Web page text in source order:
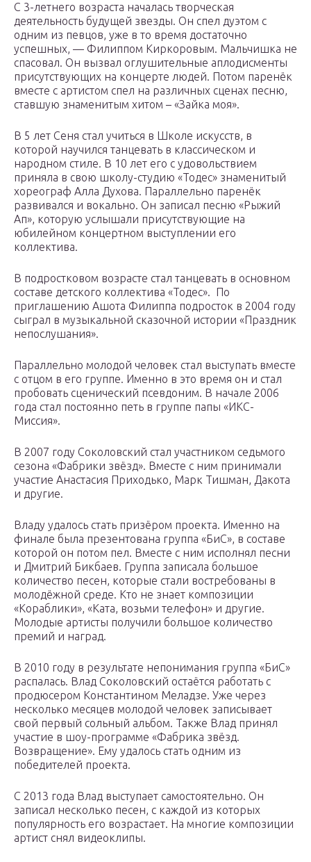
С 3-летнего возраста началась творческая
деятельность будущей звезды. Он спел дуэтом с
одним из певцов, уже в то время достаточно
успешных, — Филиппом Киркоровым. Мальчишка не
спасовал. Он вызвал оглушительные аплодисменты
присутствующих на концерте людей. Потом паренёк
вместе с артистом спел на различных сценах песню,
ставшую знаменитым хитом – «Зайка моя».
В 5 лет Сеня стал учиться в Школе искусств, в
которой научился танцевать в классическом и
народном стиле. В 10 лет его с удовольствием
приняла в свою школу-студию «Тодес» знаменитый
хореограф Алла Духова. Параллельно паренёк
развивался и вокально. Он записал песню «Рыжий
Ап», которую услышали присутствующие на
юбилейном концертном выступлении его
коллектива.
В подростковом возрасте стал танцевать в основном
составе детского коллектива «Тодес». По
приглашению Ашота Филиппа подросток в 2004 году
сыграл в музыкальной сказочной истории «Праздник
непослушания».
Параллельно молодой человек стал выступать вместе
с отцом в его группе. Именно в это время он и стал
пробовать сценический псевдоним. В начале 2006
года стал постоянно петь в группе папы «ИКС-
Миссия».
В 2007 году Соколовский стал участником седьмого
сезона «Фабрики звёзд». Вместе с ним принимали
участие Анастасия Приходько, Марк Тишман, Дакота
и другие.
Владу удалось стать призёром проекта. Именно на
финале была презентована группа «БиС», в составе
которой он потом пел. Вместе с ним исполнял песни
и Дмитрий Бикбаев. Группа записала большое
количество песен, которые стали востребованы в
молодёжной среде. Кто не знает композиции
«Кораблики», «Ката, возьми телефон» и другие.
Молодые артисты получили большое количество
премий и наград.
В 2010 году в результате непонимания группа «БиС»
распалась. Влад Соколовский остаётся работать с
продюсером Константином Меладзе. Уже через
несколько месяцев молодой человек записывает
свой первый сольный альбом. Также Влад принял
участие в шоу-программе «Фабрика звёзд.
Возвращение». Ему удалось стать одним из
победителей проекта.
С 2013 года Влад выступает самостоятельно. Он
записал несколько песен, с каждой из которых
популярность его возрастает. На многие композиции
артист снял видеоклипы.